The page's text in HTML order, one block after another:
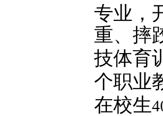
专业，
重、摔
技体育
个职业
在校生